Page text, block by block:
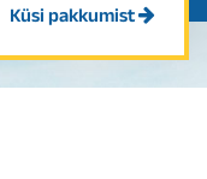
Küsi pakkumist